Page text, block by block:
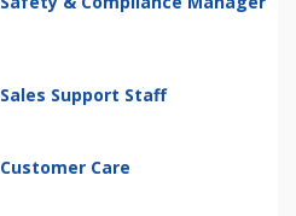
Sales Support Staff
Customer Care